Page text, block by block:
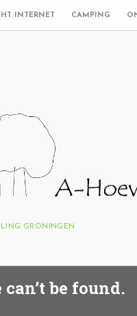
INTERNET CAMPING
GRONINGEN
be found.